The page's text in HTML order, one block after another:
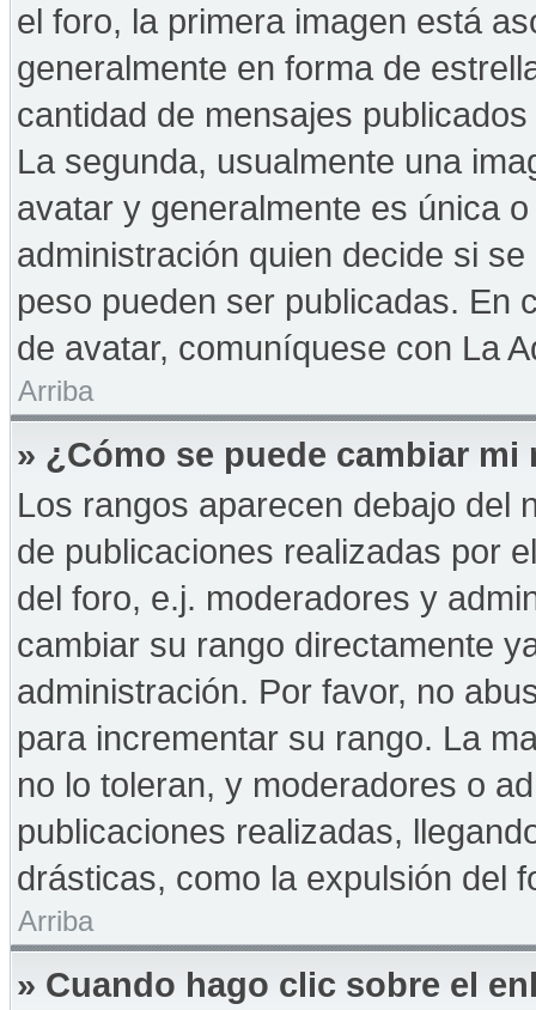
el foro, la primera imagen está
generalmente en forma de
cantidad de mensajes
La segunda, usualmente una
avatar y generalmente es única
administración quien decide si
peso pueden ser publicadas. En
de avatar, comuníquese con La
Arriba
» ¿Cómo se puede cambiar mi
Los rangos aparecen debajo del
de publicaciones realizadas por
del foro, e.j. moderadores y
cambiar su rango directamente
administración. Por favor, no
para incrementar su rango. La
no lo toleran, y moderadores o
publicaciones realizadas,
drásticas, como la expulsión del
Arriba
» Cuando hago clic sobre el